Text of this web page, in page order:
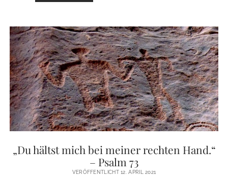
„ER
ENGELN
BEFOHLEN“
„Du hältst mich bei meiner rechten Hand.“
– Psalm 73
VERÖFFENTLICHT 12. APRIL 2021